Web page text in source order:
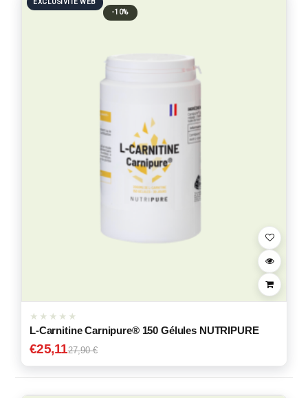
EXCLUSIVITÉ WEB
-10%
L-Carnitine Carnipure® 150 Gélules NUTRIPURE
€25,1127,90 €